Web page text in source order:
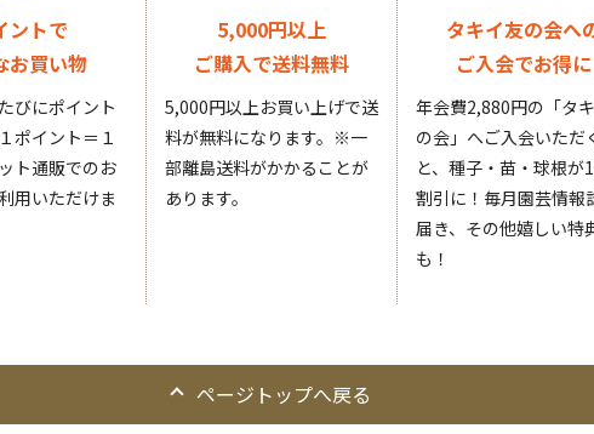
ントで
お買い物
びにポイント
ポイント＝１
ト通販でのお
用いただけま
5,000円以上
ご購入で送料無料
5,000円以上お買い上げで送
料が無料になります。 ※一
部離島送料がかかることが
あります。
タキイ友の会へ
ご入会でお得に
年会費2,880円の「タ
の会」へご入会いただ
と、種子・苗・球根が
割引に！毎月園芸情報
届き、その他嬉しい特
も！
ページトップへ戻る